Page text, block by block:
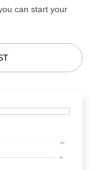
can start your